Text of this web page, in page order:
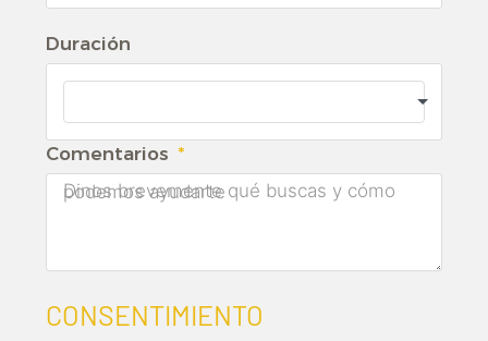
Duración
Comentarios
CONSENTIMIENTO